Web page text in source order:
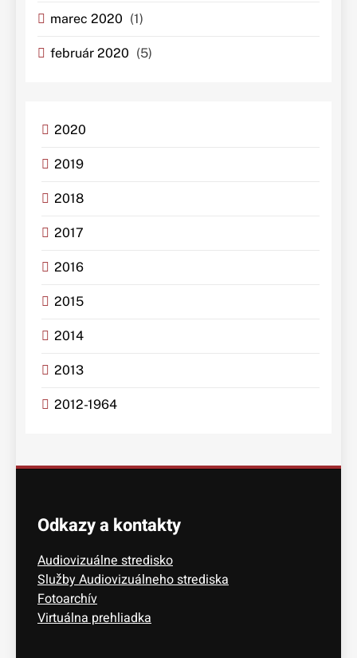
marec 2020 (1)
február 2020 (5)
2020
2019
2018
2017
2016
2015
2014
2013
2012-1964
Odkazy a kontakty
Audiovizuálne stredisko
Služby Audiovizuálneho strediska
Fotoarchív
Virtuálna prehliadka